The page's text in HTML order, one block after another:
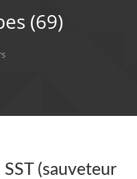
(69)
(sauveteur